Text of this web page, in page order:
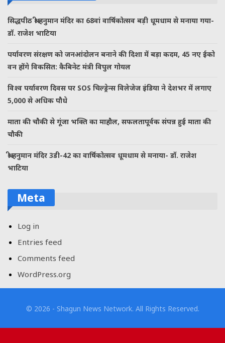
सिद्धपीठ श्री हनुमान मंदिर का 68वां वार्षिकोत्सव बड़ी धूमधाम से मनाया गया-
डॉ. राजेश भाटिया
पर्यावरण संरक्षण को जनआंदोलन बनाने की दिशा में बड़ा कदम, 45 नए ईको
वन होंगे विकसित: कैबिनेट मंत्री विपुल गोयल
विश्व पर्यावरण दिवस पर SOS चिल्ड्रेन्स विलेजेज इंडिया ने देशभर में लगाए
5,000 से अधिक पौधे
माता की चौकी से गूंजा भक्ति का माहौल, सफलतापूर्वक संपन्न हुई माता की
चौकी
श्री हनुमान मंदिर 3डी-42 का वार्षिकोत्सव धूमधाम से मनाया- डॉ. राजेश
भाटिया
Meta
Log in
Entries feed
Comments feed
WordPress.org
© 2026 - Shagun News Network. All Rights Reserved.